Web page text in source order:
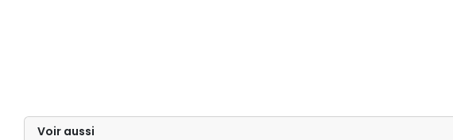
Voir aussi